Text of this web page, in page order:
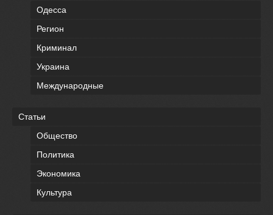
Одесса
Регион
Криминал
Украина
Международные
Статьи
Общество
Политика
Экономика
Культура